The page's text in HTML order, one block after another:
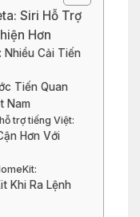
Siri Hỗ Trợ
Hơn
Nhiều Cải Tiến
Tiến Quan
Nam
trợ tiếng Việt:
Hơn Với
Khi Ra Lệnh